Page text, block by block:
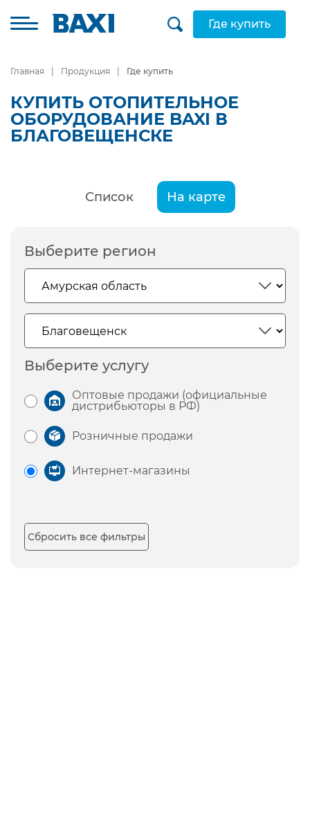
Где купить
Главная Продукция Где купить
КУПИТЬ ОТОПИТЕЛЬНОЕ
ОБОРУДОВАНИЕ BAXI В
БЛАГОВЕЩЕНСКЕ
Список На карте
Выберите регион
Выберите услугу
Оптовые продажи (официальные
дистрибьюторы в РФ)
Розничные продажи
Интернет-магазины
Сбросить все фильтры